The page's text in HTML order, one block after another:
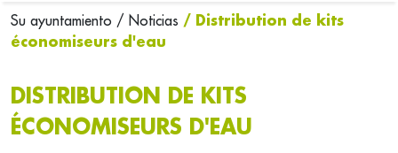
Su ayuntamiento / Noticias / Distribution de kits
économiseurs d'eau
DISTRIBUTION DE KITS
ÉCONOMISEURS D'EAU